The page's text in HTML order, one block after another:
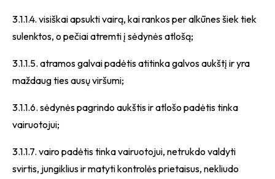
3.1.1.4. visiškai apsukti vairą, kai rankos per alkūnes šiek tiek
sulenktos, o pečiai atremti į sėdynės atlošą;
3.1.1.5. atramos galvai padėtis atitinka galvos aukštį ir yra
maždaug ties ausų viršumi;
3.1.1.6. sėdynės pagrindo aukštis ir atlošo padėtis tinka
vairuotojui;
3.1.1.7. vairo padėtis tinka vairuotojui, netrukdo valdyti
svirtis, jungiklius ir matyti kontrolės prietaisus, nekliudo